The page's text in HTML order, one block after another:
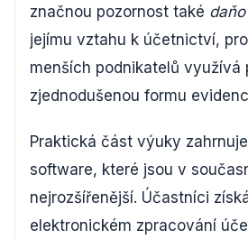
značnou pozornost také
jejímu vztahu k účetnictví,
menších podnikatelů využívá
zjednodušenou formu
Praktická část výuky
software, které jsou v
nejrozšířenější. Účastníci
elektronickém zpracování